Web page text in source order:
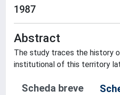
1987
Abstract
The study traces the history
institutional of this territory
Scheda breve